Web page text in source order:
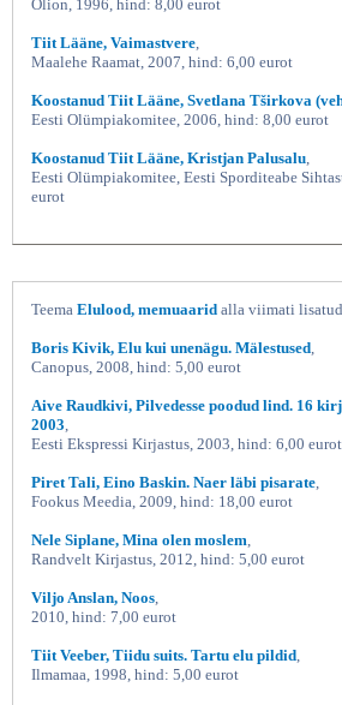
Olion, 1996, hind: 8,00 eurot
Tiit Lääne, Vaimastvere
Maalehe Raamat, 2007, hind: 6,00 eurot
Koostanud Tiit Lääne, Svetlana Tširkova
Eesti Olümpiakomitee, 2006, hind: 8,00 eurot
Koostanud Tiit Lääne, Kristjan Palusalu
Eesti Olümpiakomitee, Eesti Sporditeabe
eurot
Teema Elulood, memuaarid alla viimati
Boris Kivik, Elu kui unenägu. Mälestused
Canopus, 2008, hind: 5,00 eurot
Aive Raudkivi, Pilvedesse poodud lind. 16
2003
Eesti Ekspressi Kirjastus, 2003, hind: 6,00 eurot
Piret Tali, Eino Baskin. Naer läbi pisarate
Fookus Meedia, 2009, hind: 18,00 eurot
Nele Siplane, Mina olen moslem
Randvelt Kirjastus, 2012, hind: 5,00 eurot
Viljo Anslan, Noos
2010, hind: 7,00 eurot
Tiit Veeber, Tiidu suits. Tartu elu pildid
Ilmamaa, 1998, hind: 5,00 eurot